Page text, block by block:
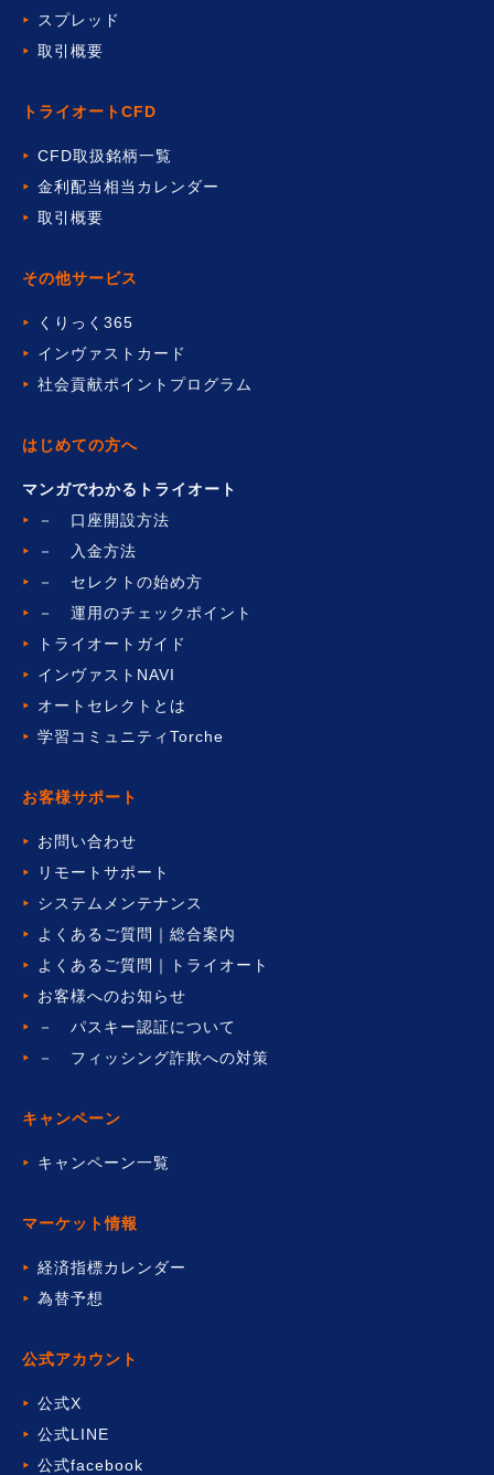
その他サービス
くりっく365
インヴァストカード
社会貢献ポイントプログラム
キャンペーン
キャンペーン一覧
マーケット情報
経済指標カレンダー
為替予想
公式アカウント
公式X
公式LINE
公式facebook
スプレッド
取引概要
はじめての方へ
マンガでわかるトライオート
－ 口座開設方法
－ 入金方法
－ セレクトの始め方
－ 運用のチェックポイント
トライオートガイド
インヴァストNAVI
オートセレクトとは
学習コミュニティTorche
トライオートCFD
CFD取扱銘柄一覧
金利配当相当カレンダー
取引概要
お客様サポート
お問い合わせ
リモートサポート
システムメンテナンス
よくあるご質問｜総合案内
よくあるご質問｜トライオート
お客様へのお知らせ
－ パスキー認証について
－ フィッシング詐欺への対策